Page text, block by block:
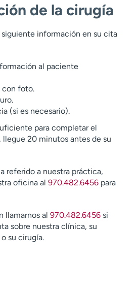
de la cirugía
información en su cita
al paciente
foto.
(si es necesario).
para completar el
llegue 20 minutos antes de su
referido a nuestra práctica,
oficina al 970.482.6456para
llamarnos al 970.482.6456si
sobre nuestra clínica, su
su cirugía.